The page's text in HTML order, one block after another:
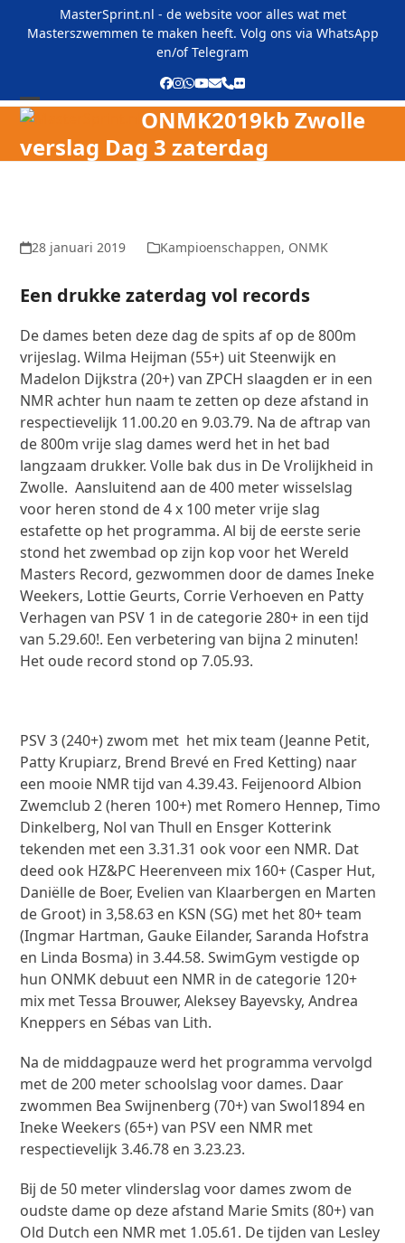
MasterSprint.nl - de website voor alles wat met
Masterszwemmen te maken heeft. Volg ons via WhatsApp
en/ofTelegram
Facebook
Instagram
Whatsapp
YouTube
E-
mail
Phone
Flickr
Open
mobile
Close
mobile
ONMK2019kb Zwolle
verslag Dag 3 zaterdag
28 januari 2019 Kampioenschappen, ONMK
Een drukke zaterdag vol records
De dames beten deze dag de spits af op de 800m
vrijeslag. Wilma Heijman (55+) uit Steenwijk en
Madelon Dijkstra (20+) van ZPCH slaagden er in een
NMR achter hun naam te zetten op deze afstand in
respectievelijk 11.00.20 en 9.03.79. Na de aftrap van
de 800m vrije slag dames werd het in het bad
langzaam drukker. Volle bak dus in De Vrolijkheid in
Zwolle. Aansluitend aan de 400 meter wisselslag
voor heren stond de 4 x 100 meter vrije slag
estafette op het programma. Al bij de eerste serie
stond het zwembad op zijn kop voor het Wereld
Masters Record, gezwommen door de dames Ineke
Weekers, Lottie Geurts, Corrie Verhoeven en Patty
Verhagen van PSV 1 in de categorie 280+ in een tijd
van 5.29.60!. Een verbetering van bijna 2 minuten!
Het oude record stond op 7.05.93.
PSV 3 (240+) zwom met het mix team (Jeanne Petit,
Patty Krupiarz, Brend Brevé en Fred Ketting) naar
een mooie NMR tijd van 4.39.43. Feijenoord Albion
Zwemclub 2 (heren 100+) met Romero Hennep, Timo
Dinkelberg, Nol van Thull en Ensger Kotterink
tekenden met een 3.31.31 ook voor een NMR. Dat
deed ook HZ&PC Heerenveen mix 160+ (Casper Hut,
Daniëlle de Boer, Evelien van Klaarbergen en Marten
de Groot) in 3,58.63 en KSN (SG) met het 80+ team
(Ingmar Hartman, Gauke Eilander, Saranda Hofstra
en Linda Bosma) in 3.44.58. SwimGym vestigde op
hun ONMK debuut een NMR in de categorie 120+
mix met Tessa Brouwer, Aleksey Bayevsky, Andrea
Kneppers en Sébas van Lith.
Na de middagpauze werd het programma vervolgd
met de 200 meter schoolslag voor dames. Daar
zwommen Bea Swijnenberg (70+) van Swol1894 en
Ineke Weekers (65+) van PSV een NMR met
respectievelijk 3.46.78 en 3.23.23.
Bij de 50 meter vlinderslag voor dames zwom de
oudste dame op deze afstand Marie Smits (80+) van
Old Dutch een NMR met 1.05.61. De tijden van Lesley